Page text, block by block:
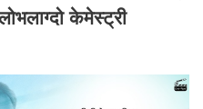
केमेस्ट्री